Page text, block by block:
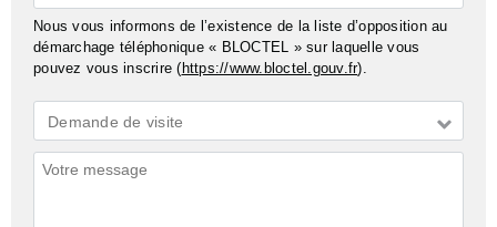
Nous vous informons de l’existence de la liste d’opposition au
démarchage téléphonique « BLOCTEL » sur laquelle vous
pouvez vous inscrire ( https://www.bloctel.gouv.fr).
Demande
*
Demande de visite
Commentaires